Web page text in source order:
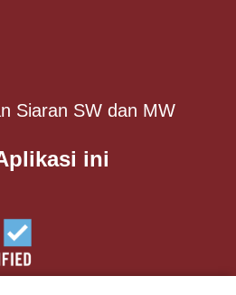
Siaran SW dan MW
ini